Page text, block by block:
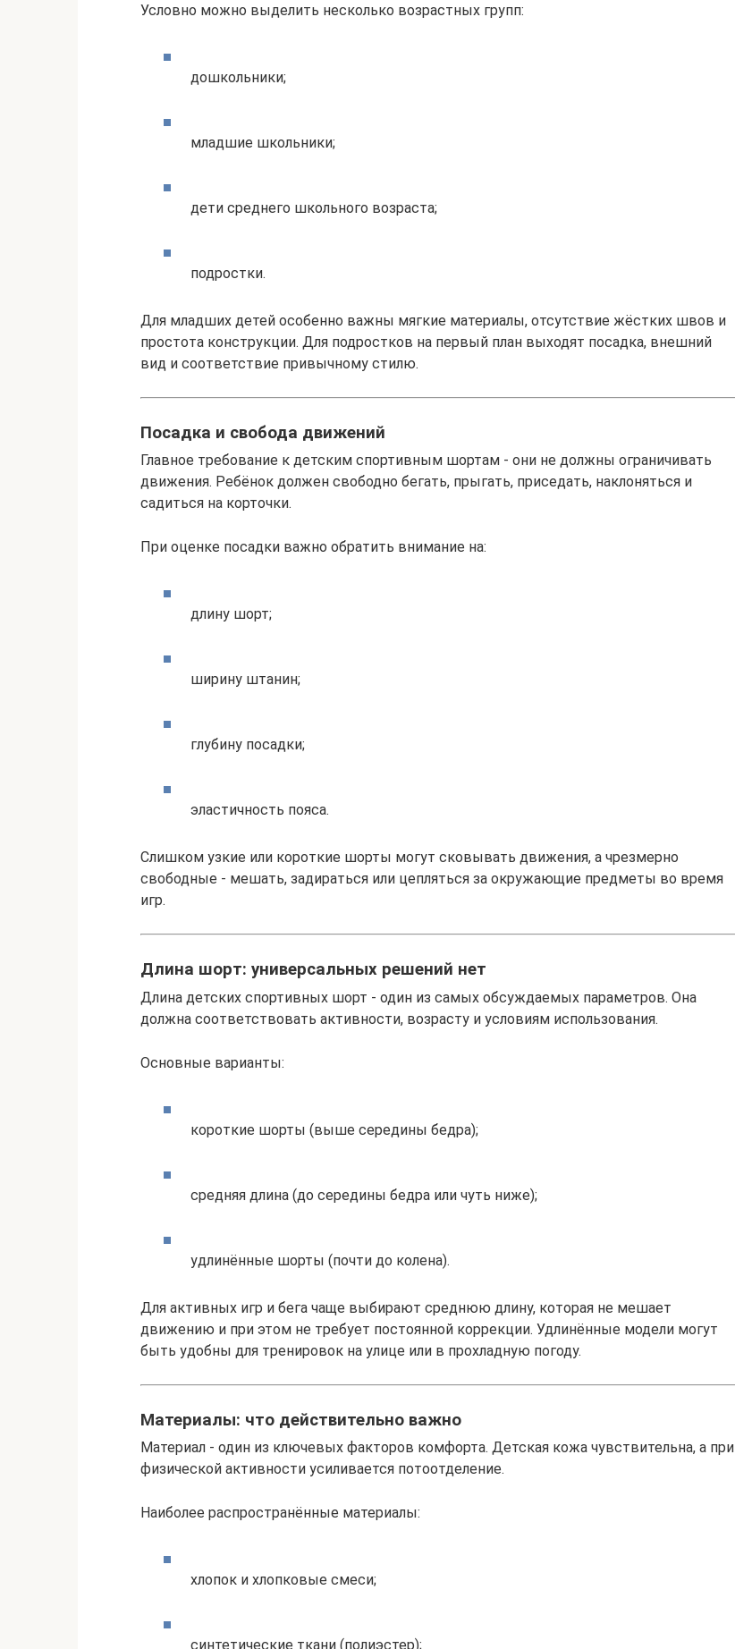
Условно можно выделить несколько возрастных групп:
дошкольники;
младшие школьники;
дети среднего школьного возраста;
подростки.
Для младших детей особенно важны мягкие материалы, отсутствие жёстких швов и
простота конструкции. Для подростков на первый план выходят посадка, внешний
вид и соответствие привычному стилю.
Посадка и свобода движений
Главное требование к детским спортивным шортам - они не должны ограничивать
движения. Ребёнок должен свободно бегать, прыгать, приседать, наклоняться и
садиться на корточки.
При оценке посадки важно обратить внимание на:
длину шорт;
ширину штанин;
глубину посадки;
эластичность пояса.
Слишком узкие или короткие шорты могут сковывать движения, а чрезмерно
свободные - мешать, задираться или цепляться за окружающие предметы во время
игр.
Длина шорт: универсальных решений нет
Длина детских спортивных шорт - один из самых обсуждаемых параметров. Она
должна соответствовать активности, возрасту и условиям использования.
Основные варианты:
короткие шорты (выше середины бедра);
средняя длина (до середины бедра или чуть ниже);
удлинённые шорты (почти до колена).
Для активных игр и бега чаще выбирают среднюю длину, которая не мешает
движению и при этом не требует постоянной коррекции. Удлинённые модели могут
быть удобны для тренировок на улице или в прохладную погоду.
Материалы: что действительно важно
Материал - один из ключевых факторов комфорта. Детская кожа чувствительна, а при
физической активности усиливается потоотделение.
Наиболее распространённые материалы:
хлопок и хлопковые смеси;
синтетические ткани (полиэстер);